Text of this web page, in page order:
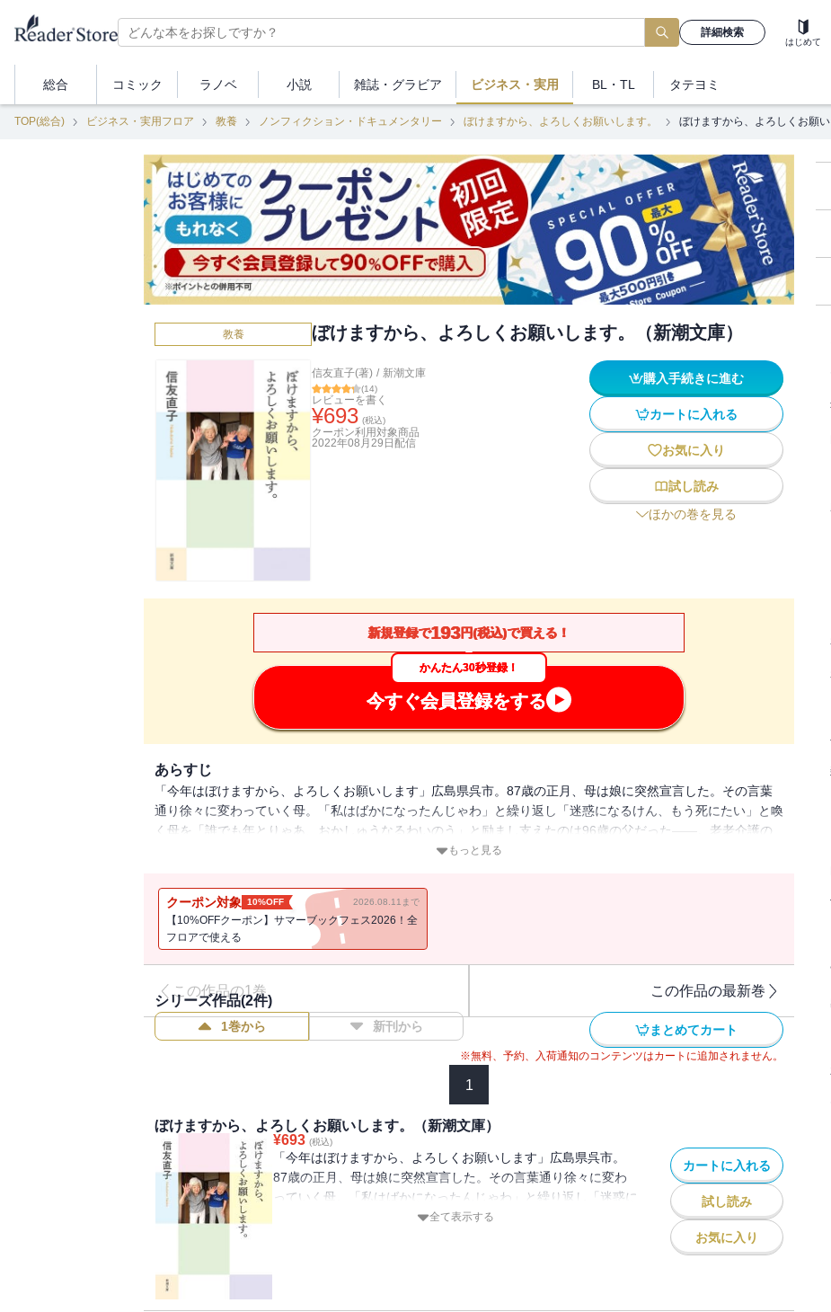
詳細検索
はじめて
総合 コミック ラノベ 小説 雑誌・ グラビア ビジネス ・実用 BL・TL タテヨミ
TOP(総合) ビジネス・実用フロア 教養 ノンフィクション・ドキュメンタリー ぼけますから、よろしくお願いします。 ぼけますから、よろしくお願い
教養 ぼけますから、よろしくお願いします。（新潮文庫）
信友直子(著) / 新潮文庫
(14)
レビューを書く
¥693 (税込)
クーポン利用対象商品
2022年08月29日 配信
購入手続きに進む
カートに入れる
お気に入り
試し読み
ほかの巻を見る
新規登録で193円(税込)で買える！
かんたん30秒登録！
今すぐ会員登録をする
あらすじ
「今年はぼけますから、よろしくお願いします」広島県呉市。87歳の正月、母は娘に突然宣言した。その言葉
通り徐々に変わっていく母。「私はばかになったんじゃわ」と繰り返し「迷惑になるけん、もう死にたい」と喚
く母を「誰でも年とりゃあ、おかしゅうなるわいのう」と励まし支えたのは96歳の父だった――。老老介護の
現実と互いを思いやる家族の愛情、深く優しい夫婦の絆を綴る感動の記録。
もっと見る
クーポン対象 10%OFF 2026.08.11まで
【10%OFFクーポン】サマーブックフェス2026！全
フロアで使える
この作品の1巻 この作品の最新巻
シリーズ作品(2件)
1巻から 新刊から まとめてカート
※無料、予約、入荷通知のコンテンツはカートに追加されません。
1
ぼけますから、よろしくお願いします。（新潮文庫）
¥693 (税込)
「今年はぼけますから、よろしくお願いします」広島県呉市。
87歳の正月、母は娘に突然宣言した。その言葉通り徐々に変わ
っていく母。「私はばかになったんじゃわ」と繰り返し「迷惑に
なるけん、もう死にたい」と喚く母を「誰でも年とりゃあ、おか
全て表示する
カートに入れる
試し読み
お気に入り